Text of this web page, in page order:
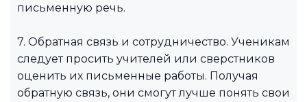
письменную речь.
7. Обратная связь и сотрудничество. Ученикам
следует просить учителей или сверстников
оценить их письменные работы. Получая
обратную связь, они смогут лучше понять свои